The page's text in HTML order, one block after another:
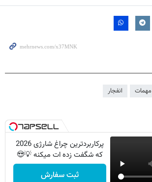
مهمات انفجار
پرکاربردترین چراغ شارژی 2026
که شگفت زده ات میکنه 💡😍
ثبت سفارش